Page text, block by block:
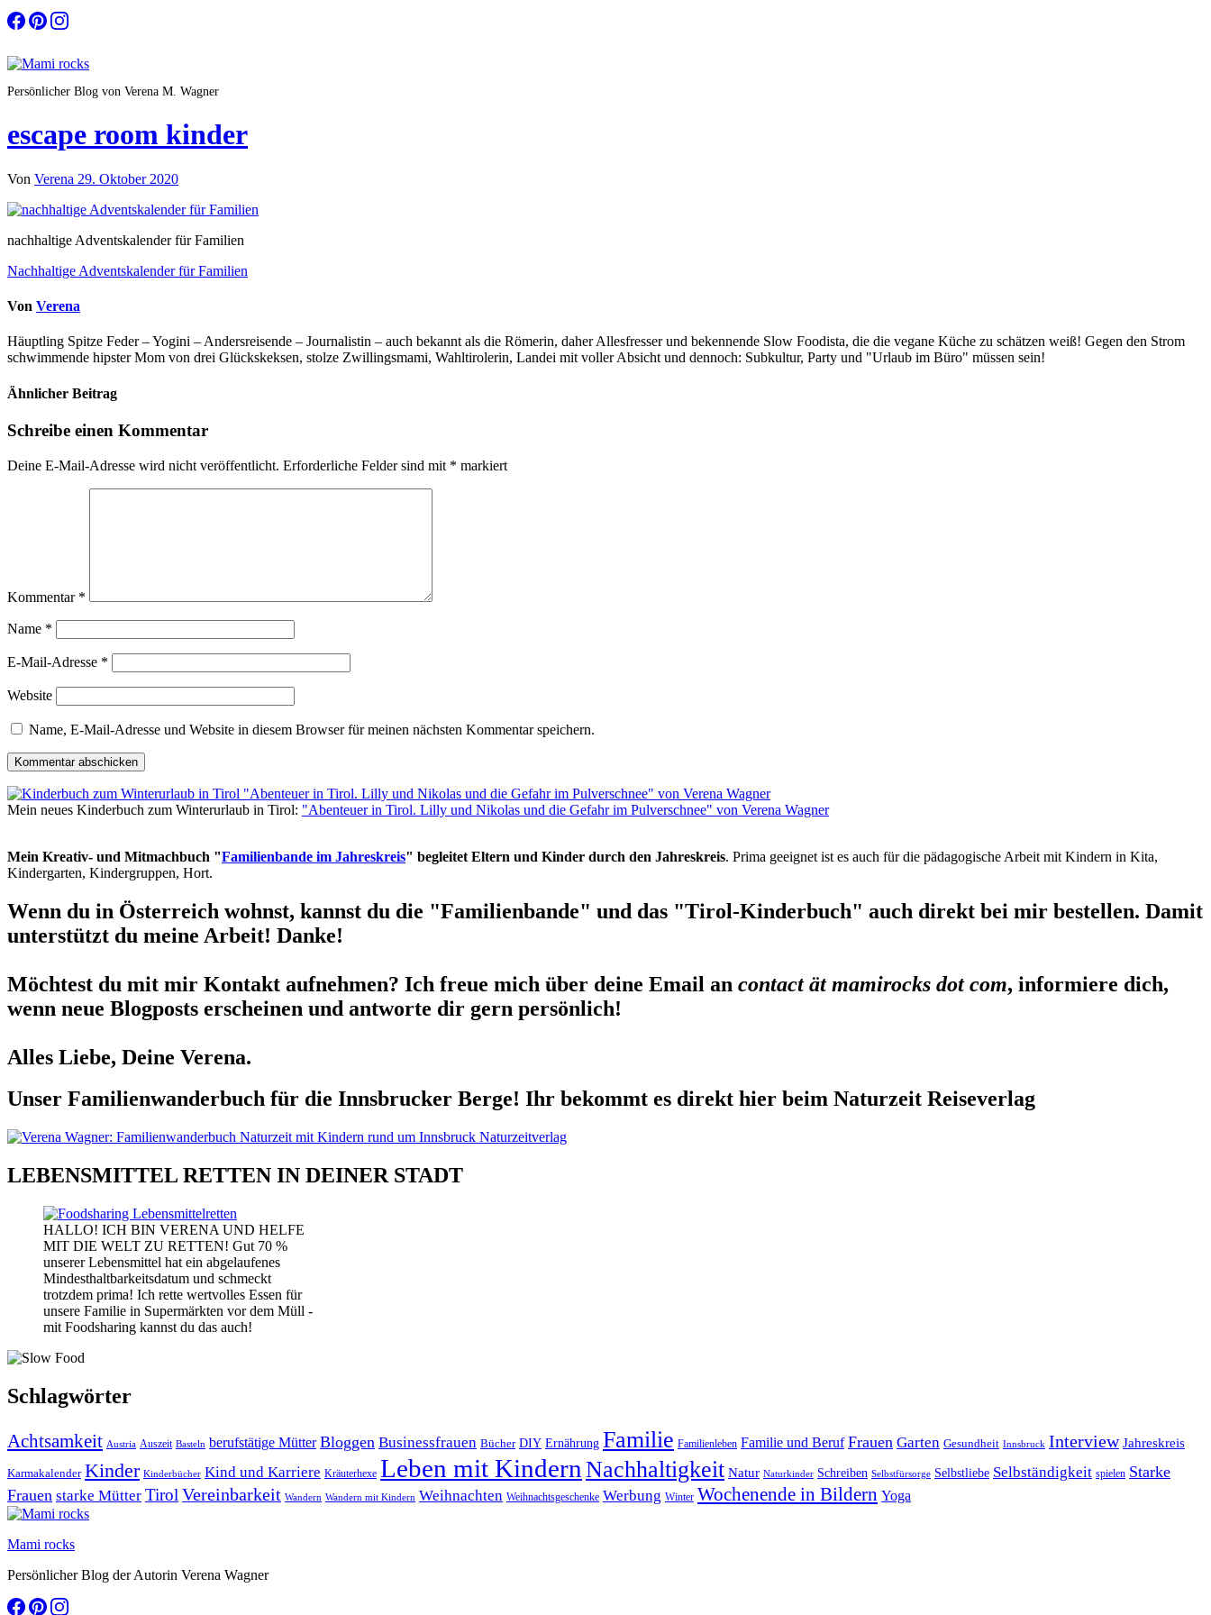
Zum
Inhalt
Persönlicher Blog von Verena M. Wagner
escape room kinder
Von Verena 29. Oktober 2020
nachhaltige Adventskalender für Familien
Beitragsnavigation
Nachhaltige Adventskalender für Familien
Von Verena
Häuptling Spitze Feder – Yogini – Andersreisende – Journalistin – auch bekannt als die Römerin, daher Allesfresser und bekennende Slow Foodista, die die vegane Küche zu schätzen weiß! Gegen den Strom
schwimmende hipster Mom von drei Glückskeksen, stolze Zwillingsmami, Wahltirolerin, Landei mit voller Absicht und dennoch: Subkultur, Party und "Urlaub im Büro" müssen sein!
Ähnlicher Beitrag
Schreibe einen Kommentar
Deine E-Mail-Adresse wird nicht veröffentlicht. Erforderliche Felder sind mit * markiert
Kommentar *
Name *
E-Mail-Adresse *
Website
Name, E-Mail-Adresse und Website in diesem Browser für meinen nächsten Kommentar speichern.
Mein neues Kinderbuch zum Winterurlaub in Tirol: "Abenteuer in Tirol. Lilly und Nikolas und die Gefahr im Pulverschnee" von Verena Wagner
Mein Kreativ- und Mitmachbuch "Familienbande im Jahreskreis" begleitet Eltern und Kinder durch den Jahreskreis. Prima geeignet ist es auch für die pädagogische Arbeit mit Kindern in Kita,
Kindergarten, Kindergruppen, Hort.
Wenn du in Österreich wohnst, kannst du die "Familienbande" und das "Tirol-Kinderbuch" auch direkt bei mir bestellen. Damit
unterstützt du meine Arbeit! Danke!
Möchtest du mit mir Kontakt aufnehmen? Ich freue mich über deine Email an contact ät mamirocks dot com, informiere dich,
wenn neue Blogposts erscheinen und antworte dir gern persönlich!
Alles Liebe, Deine Verena.
Unser Familienwanderbuch für die Innsbrucker Berge! Ihr bekommt es direkt hier beim Naturzeit Reiseverlag
LEBENSMITTEL RETTEN IN DEINER STADT
HALLO! ICH BIN VERENA UND HELFE
MIT DIE WELT ZU RETTEN! Gut 70 %
unserer Lebensmittel hat ein abgelaufenes
Mindesthaltbarkeitsdatum und schmeckt
trotzdem prima! Ich rette wertvolles Essen für
unsere Familie in Supermärkten vor dem Müll -
mit Foodsharing kannst du das auch!
Schlagwörter
Achtsamkeit Austria Auszeit Basteln berufstätige Mütter Bloggen Businessfrauen Bücher DIY Ernährung Familie Familienleben Familie und Beruf Frauen Garten Gesundheit Innsbruck Interview Jahreskreis
Karmakalender Kinder Kinderbücher Kind und Karriere Kräuterhexe Leben mit Kindern Nachhaltigkeit Natur Naturkinder Schreiben Selbstfürsorge Selbstliebe Selbständigkeit spielen Starke
Frauen starke Mütter Tirol Vereinbarkeit Wandern Wandern mit Kindern Weihnachten Weihnachtsgeschenke Werbung Winter Wochenende in Bildern Yoga
Mami rocks
Persönlicher Blog der Autorin Verena Wagner